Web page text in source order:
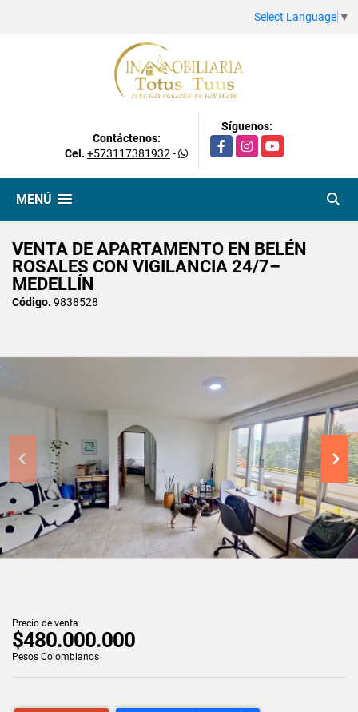
Select Language ▼
Contáctenos:
Cel. +573117381932 -
Síguenos:
FacebookInstagramYouTube
MENÚ
VENTA DE APARTAMENTO EN BELÉN
ROSALES CON VIGILANCIA 24/7–
MEDELLÍN
Código. 9838528
Precio de venta
$480.000.000
Pesos Colombianos